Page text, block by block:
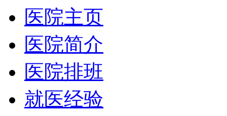
医院主页
医院简介
医院排班
就医经验